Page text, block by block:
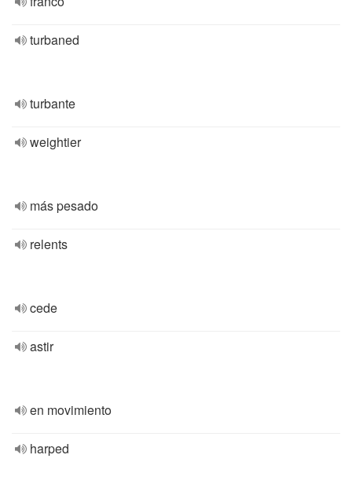
turbaned
turbante
weightier
más pesado
relents
cede
astir
en movimiento
harped